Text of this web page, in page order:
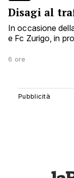
Disagi al
In occasione
e Fc Zurigo, in
6 ore